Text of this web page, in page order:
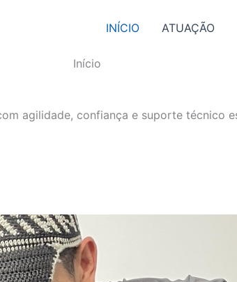
INÍCIO ATUAÇÃO
Início
agilidade, confiança e suporte técnico